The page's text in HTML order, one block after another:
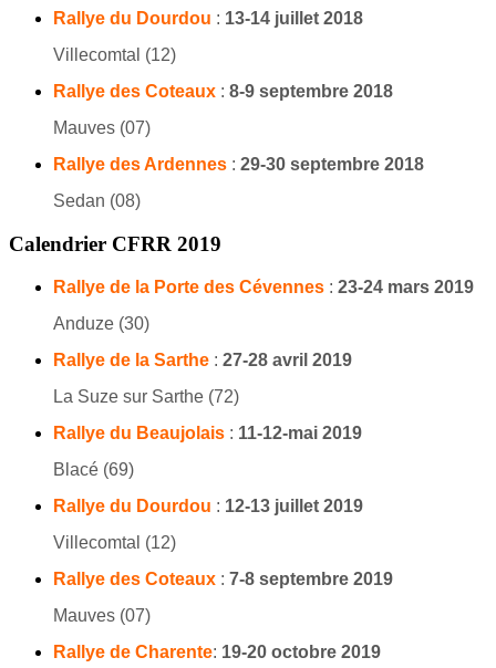
Rallye du Dourdou : 13-14 juillet 2018
Villecomtal (12)
Rallye des Coteaux : 8-9 septembre 2018
Mauves (07)
Rallye des Ardennes : 29-30 septembre 2018
Sedan (08)
Calendrier CFRR 2019
Rallye de la Porte des Cévennes : 23-24 mars 2019
Anduze (30)
Rallye de la Sarthe : 27-28 avril 2019
La Suze sur Sarthe (72)
Rallye du Beaujolais : 11-12-mai 2019
Blacé (69)
Rallye du Dourdou : 12-13 juillet 2019
Villecomtal (12)
Rallye des Coteaux : 7-8 septembre 2019
Mauves (07)
Rallye de Charente: 19-20 octobre 2019